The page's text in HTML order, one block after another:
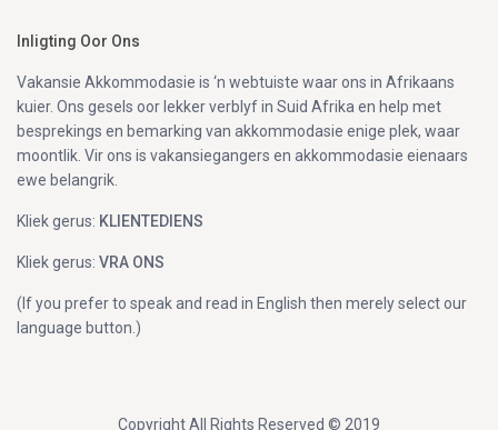
Inligting Oor Ons
Vakansie Akkommodasie is ‘n webtuiste waar ons in Afrikaans
kuier. Ons gesels oor lekker verblyf in Suid Afrika en help met
besprekings en bemarking van akkommodasie enige plek, waar
moontlik. Vir ons is vakansiegangers en akkommodasie eienaars
ewe belangrik.
Kliek gerus: KLIENTEDIENS
Kliek gerus:VRA ONS
(If you prefer to speak and read in English then merely select our
language button.)
Copyright All Rights Reserved © 2019